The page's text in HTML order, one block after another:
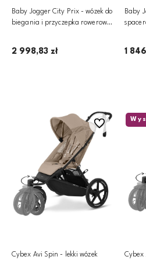
Baby Jogger City Prix - wózek do
biegania i przyczepka rowerowa
2 998,83 zł
Baby
1
Cybex Avi Spin - lekki wózek
Do ulubionych
Cybex